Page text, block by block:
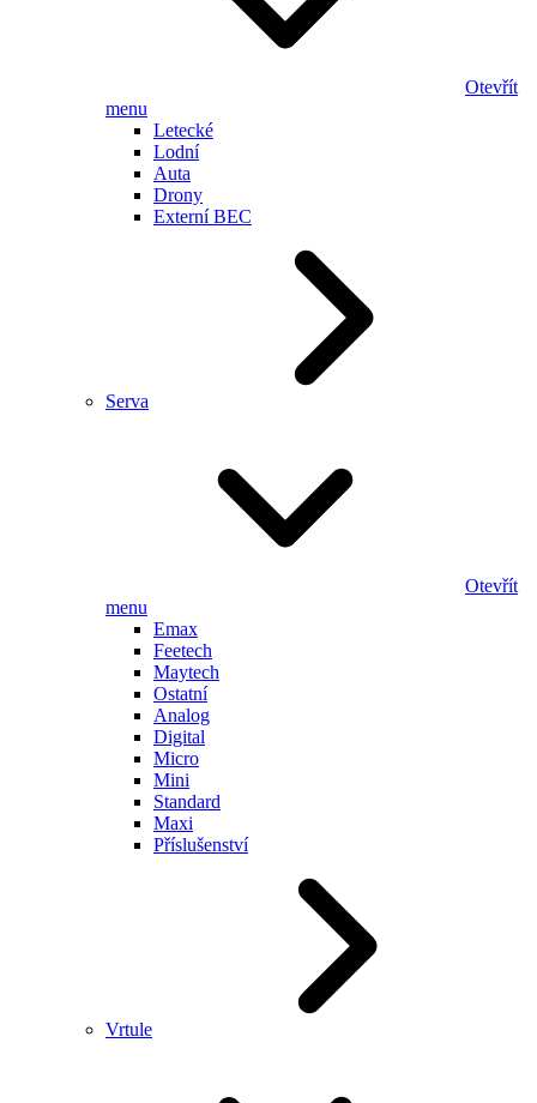
Otevřít
menu
Letecké
Lodní
Auta
Drony
Externí BEC
Serva
Otevřít
menu
Emax
Feetech
Maytech
Ostatní
Analog
Digital
Micro
Mini
Standard
Maxi
Příslušenství
Vrtule